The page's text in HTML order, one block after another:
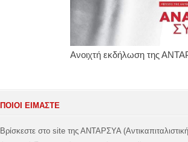
Ανοιχτή εκδήλωση της
ΠΟΙΟΙ ΕΙΜΑΣΤΕ
Βρίσκεστε στο site της ΑΝΤΑΡΣΥΑ (Αντικαπιταλιστική